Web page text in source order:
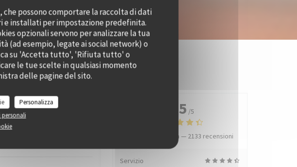
possono comportare la raccolta di dati
e installati per impostazione predefinita.
opzionali servono per analizzare la tua
(ad esempio, legate ai social network) o
su 'Accetta tutto', 'Rifiuta tutto' o
le tue scelte in qualsiasi momento
delle pagine del sito.
Personalizza
4.5 /5
Valutazione media — 2133 recensioni
Servizio